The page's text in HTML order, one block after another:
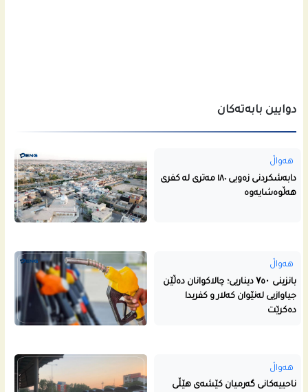
دوایین بابەتەکان
هەواڵ
دابەشکردنی زەویی ١٨٠ مەتری لە کفری
هەڵوەشایەوە
هەواڵ
بانزینی ۷٥۰ دیناریی؛ چالاکوانان دەڵێن
جیاوازیی لەنێوان کەلار و کفریدا
دەکرێت
هەواڵ
ناحییه‌كانى گه‌رمیان كێشه‌ى هێڵى